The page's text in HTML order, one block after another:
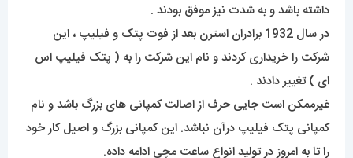
داشته باشد و به شدت نیز موفق بودند .
در سال 1932 برادران استرن بعد از فوت پتک و فیلیپ ، این
شرکت را خریداری کردند و نام این شرکت را به ( پتک فیلیپ اس
ای ) تغییر دادند .
غیرممکن است جایی حرف از اصالت کمپانی های بزرگ باشد و نام
کمپانی پتک فیلیپ درآن نباشد. این کمپانی بزرگ و اصیل کار خود
را تا به امروز در تولید انواع ساعت مچی ادامه داده.